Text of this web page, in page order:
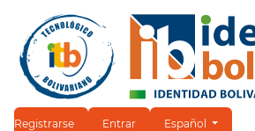
Registrarse Entrar Cambiar el
Español